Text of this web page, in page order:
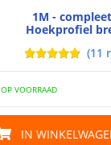
5.5x2.1 DC
5.5x2.1 DC
1M -
Hoekprofiel
(11
OP VOORRAAD
IN